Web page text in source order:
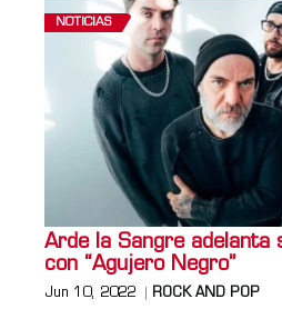
NOTICIAS
Arde la Sangre adelanta
con “Agujero Negro”
Jun 10, 2022 ROCK AND POP